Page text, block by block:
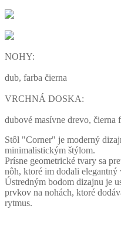
NOHY:
dub, farba čierna
VRCHNÁ DOSKA:
dubové masívne drevo, čierna
Stôl "Corner" je moderný
minimalistickým štýlom.
Prísne geometrické tvary sa
nôh, ktoré im dodali elegantný
Ústredným bodom dizajnu je
prvkov na nohách, ktoré
rytmus.